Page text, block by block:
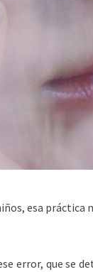
esa
error, que se